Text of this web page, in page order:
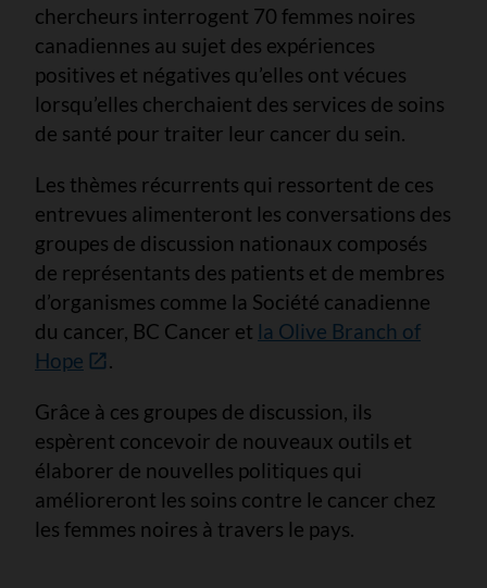
chercheurs interrogent 70 femmes noires
canadiennes au sujet des expériences
positives et négatives qu’elles ont vécues
lorsqu’elles cherchaient des services de soins
de santé pour traiter leur cancer du sein.
Les thèmes récurrents qui ressortent de ces
entrevues alimenteront les conversations des
groupes de discussion nationaux composés
de représentants des patients et de membres
d’organismes comme la Société canadienne
du cancer, BC Cancer et la Olive Branch of
Hope
.
Grâce à ces groupes de discussion, ils
espèrent concevoir de nouveaux outils et
élaborer de nouvelles politiques qui
amélioreront les soins contre le cancer chez
les femmes noires à travers le pays.